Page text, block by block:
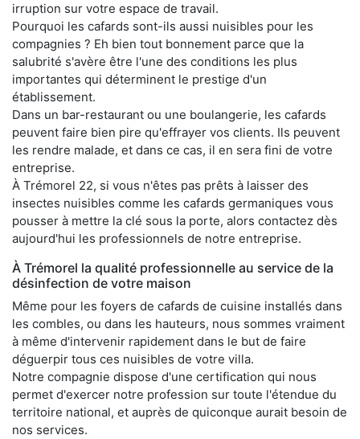
irruption sur votre espace de travail.
Pourquoi les cafards sont-ils aussi nuisibles pour les
compagnies ? Eh bien tout bonnement parce que la
salubrité s'avère être l'une des conditions les plus
importantes qui déterminent le prestige d'un
établissement.
Dans un bar-restaurant ou une boulangerie, les cafards
peuvent faire bien pire qu'effrayer vos clients. Ils peuvent
les rendre malade, et dans ce cas, il en sera fini de votre
entreprise.
À Trémorel 22, si vous n'êtes pas prêts à laisser des
insectes nuisibles comme les cafards germaniques vous
pousser à mettre la clé sous la porte, alors contactez dès
aujourd'hui les professionnels de notre entreprise.
À Trémorel la qualité professionnelle au service de la
désinfection de votre maison
Même pour les foyers de cafards de cuisine installés dans
les combles, ou dans les hauteurs, nous sommes vraiment
à même d'intervenir rapidement dans le but de faire
déguerpir tous ces nuisibles de votre villa.
Notre compagnie dispose d'une certification qui nous
permet d'exercer notre profession sur toute l'étendue du
territoire national, et auprès de quiconque aurait besoin de
nos services.